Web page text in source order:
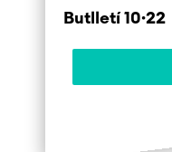
Butlletí 10·22